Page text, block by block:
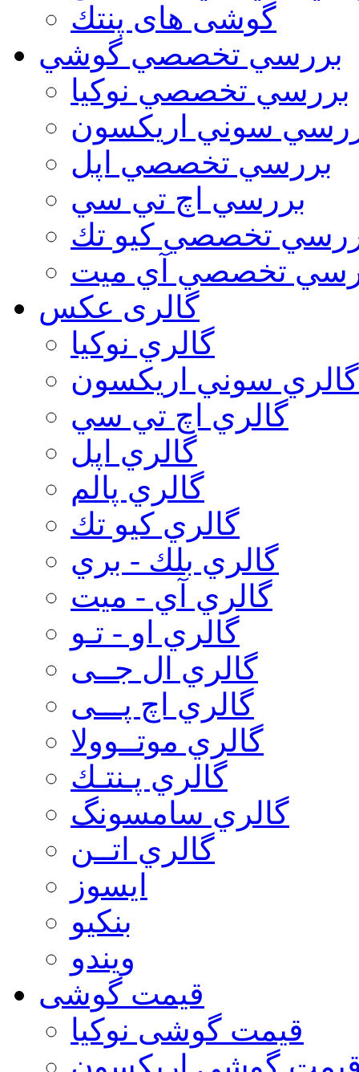
گوشی های پنتك
بررسي تخصصي گوشي
بررسي تخصصي نوكيا
سوني اريكسون
بررسي تخصصي اپل
بررسي اچ تي سي
تخصصي كيو تك
تخصصي آي ميت
گالری عکس
گالري نوكيا
گالري سوني اريكسون
گالري اچ تي سي
گالري اپل
گالري پالم
گالري كيو تك
گالري بلك - بري
گالري آي - ميت
گالري او - تـو
گالري ال جــی
گالري اچ پـــی
گالري موتــوولا
گالري پـنتـك
گالري سامسونگ
گالري اتــن
ایسوز
بنکیو
ویندو
قیمت گوشی
قیمت گوشی نوكيا